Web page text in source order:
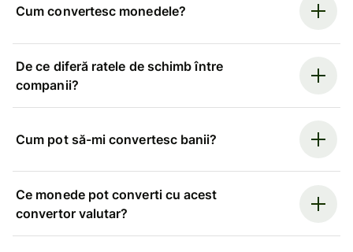
Cum convertesc monedele?
De ce diferă ratele de schimb între
companii?
Cum pot să-mi convertesc banii?
Ce monede pot converti cu acest
convertor valutar?